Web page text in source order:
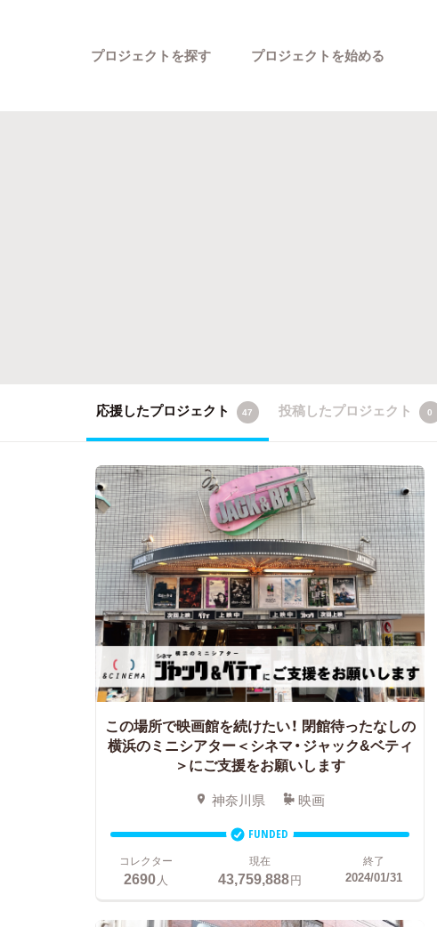
プロジェクトを探す プロジェクトを始める
応援したプロジェクト 47 投稿したプロジェクト 0
この場所で映画館を続けたい！ 閉館待ったなしの
横浜のミニシアター＜シネマ・ジャック&ベティ
＞にご支援をお願いします
神奈川県 映画
FUNDED
コレクター
2690人
現在
43,759,888円
終了
2024/01/31